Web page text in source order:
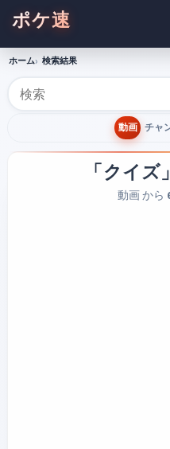
ポケ速
ホーム 検索結果
動画 チャ
「クイズ」
動画 から